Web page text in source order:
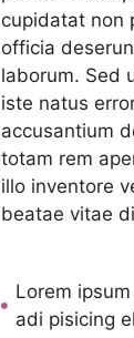
cupidatat non
officia
laborum. Sed
iste natus
accusantium
totam rem
illo inventore
beatae vitae
Lorem
adi pisicing